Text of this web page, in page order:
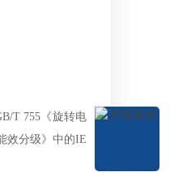
T 755《旋转电
效分级》中的IE